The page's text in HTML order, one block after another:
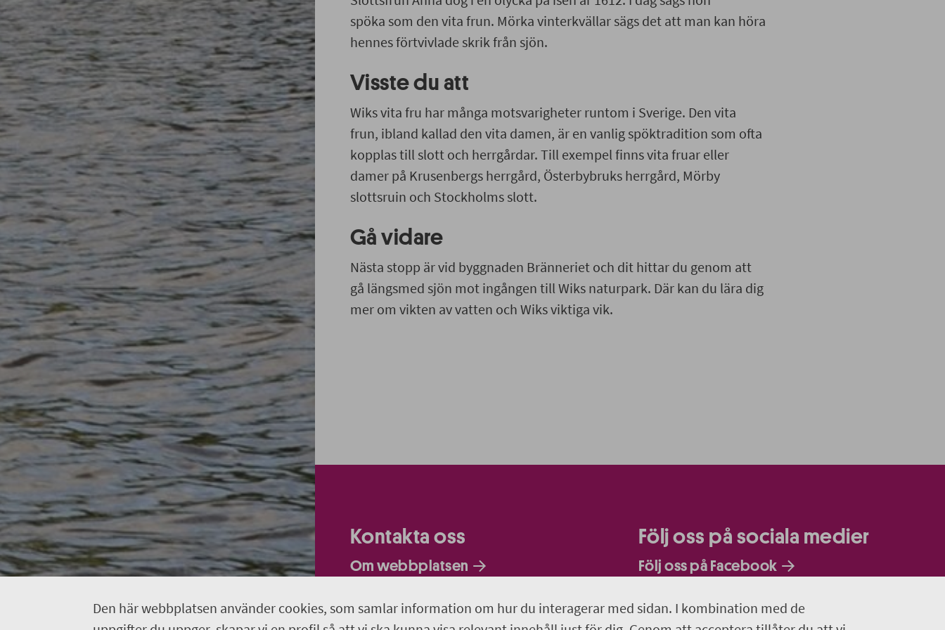
Den här webbplatsen använder cookies, som samlar information om hur du interagerar med sidan. I kombination med de
Wiks vita fru har många motsvarigheter runtom i Sverige. Den vita
frun, ibland kallad den vita damen, är en vanlig spöktradition som
ofta kopplas till slott och herrgårdar. Till exempel finns vita fruar
eller damer påKrusenbergs
slottsruin och Stockholms slott.
Gå vidare
Nästa stopp är vidbyggnadenBrännerietoch dit hittar du genom att
gå längsmed sjön motingången till Wiks naturpark. Där kan du lära
dig mer om
spöka som den vita frun. Mörka vinterkvällar sägs det attman kan höra
hennesförtvivlade skrikfrån sjön.
Visste du att
Wiks vita fru har många motsvarigheter runtom i Sverige. Den vita
frun, ibland kallad den vita damen, är en vanlig spöktradition som ofta
kopplas till slott och herrgårdar. Till exempel finns vita fruar eller
damer på Krusenbergsherrgård, Österbybruks herrgård, Mörby
slottsruin och Stockholms slott.
Gå vidare
Nästa stopp är vid byggnaden Brännerietoch dit hittar du genom att
gå längsmed sjön mot ingången till Wiks naturpark. Där kan du lära dig
mer om vikten av vatten och Wiks viktiga vik.
Kontakta oss
Om webbplatsen
Hitta till Wiks slott
Följ oss på sociala medier
Följ oss på Facebook
Följ oss på Instagram